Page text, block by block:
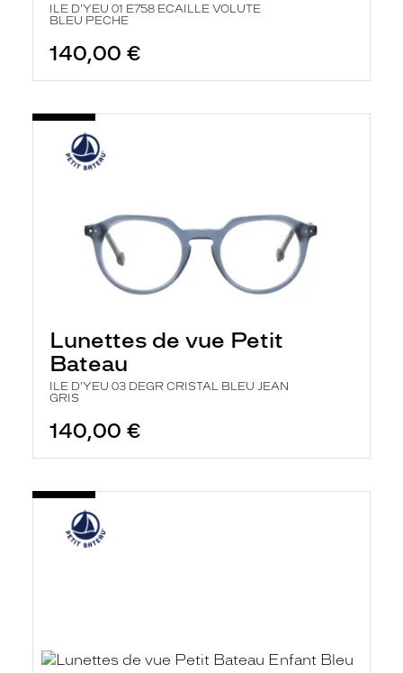
ILE D'YEU 01 E758 ECAILLE VOLUTE
BLEU PECHE
140,00 €
Lunettes de vue Petit
Bateau
ILE D'YEU 03 DEGR CRISTAL BLEU JEAN
GRIS
140,00 €